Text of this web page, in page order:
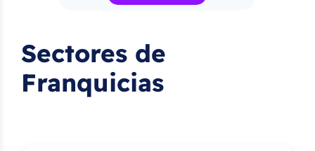
Sectores de
Franquicias